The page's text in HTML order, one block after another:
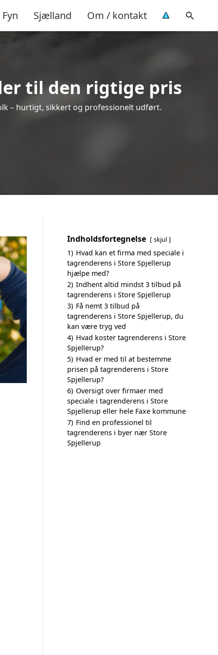
Fyn Sjælland Om / kontakt
til den rigtige pris
– hurtigt, sikkert og professionelt udført.
Indholdsfortegnelse skjul
1) Hvad kan et firma med speciale i
tagrenderens i Store Spjellerup
hjælpe med?
2) Indhent altid mindst 3 tilbud på
tagrenderens i Store Spjellerup
3) Få nemt 3 tilbud på
tagrenderens i Store Spjellerup, du
kan være tryg ved
4) Hvad koster tagrenderens i Store
Spjellerup?
5) Hvad er med til at bestemme
prisen på tagrenderens i Store
Spjellerup?
6) Oversigt over firmaer med
speciale i tagrenderens i Store
Spjellerup eller hele Faxe kommune
7) Find en professionel til
tagrenderens i byer nær Store
Spjellerup